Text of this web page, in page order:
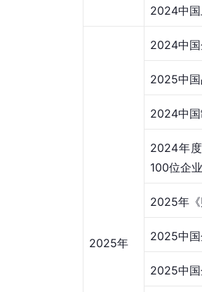
2024中
2025年
2024中
2025中
2024中
2024年
100位企业
2025年
2025中
2025中